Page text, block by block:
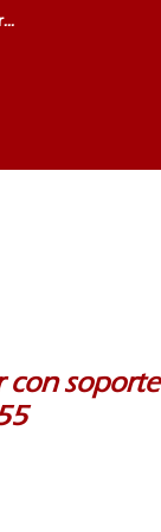
con soporte